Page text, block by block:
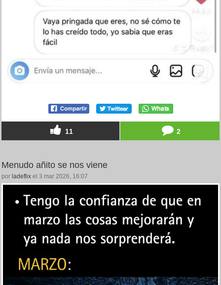
11 2
Menudo añito se nos viene
por ladeflix el 3 mar 2026, 16:07